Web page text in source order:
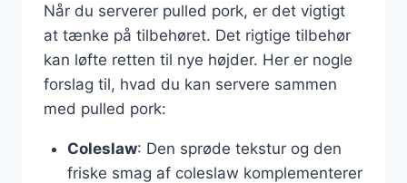
Når du serverer pulled pork, er det vigtigt
at tænke på tilbehøret. Det rigtige tilbehør
kan løfte retten til nye højder. Her er nogle
forslag til, hvad du kan servere sammen
med pulled pork:
Coleslaw: Den sprøde tekstur og den
friske smag af coleslaw komplementerer